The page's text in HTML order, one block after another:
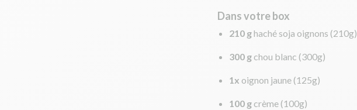
Dans votre box
210 ghaché soja oignons (210g)
300 g chou blanc (300g)
1x oignon jaune (125g)
100 g crème (100g)